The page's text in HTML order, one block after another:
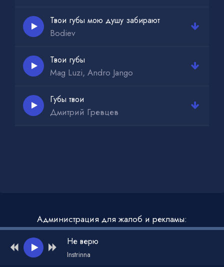
Твои губы мою душу забирают
Bodiev
Твои губы
Mag Luzi, Andro Jango
Губы твои
Дмитрий Гревцев
Администрация для жалоб и рекламы:
admin@muzdark.net
Не верю
Instrinna